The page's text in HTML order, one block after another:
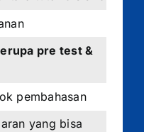
pre test &
pembahasan
yang bisa